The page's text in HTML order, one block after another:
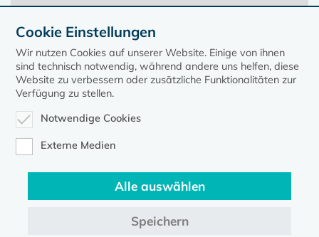
Diese Seite gehört zum Portalkirche-mv.de
Evangelische Kirche in Mecklenburg-Vorpommern © 2026
Cookie Einstellungen
Wir nutzen Cookies auf unserer Website. Einige von ihnen
sind technisch notwendig, während andere uns helfen, diese
Website zu verbessern oder zusätzliche Funktionalitäten zur
Verfügung zu stellen.
Notwendige Cookies
Externe Medien
Alle auswählen
Speichern